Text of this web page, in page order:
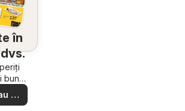
în
bune
–
să